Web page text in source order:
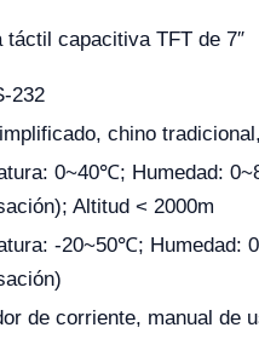
táctil capacitiva TFT de 7″
232
chino
0~40℃; Humedad:
Altitud < 2000m
-20~50℃; Humedad:
de corriente, manual de